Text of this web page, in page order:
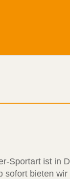
Sportart ist in
sofort bieten wir